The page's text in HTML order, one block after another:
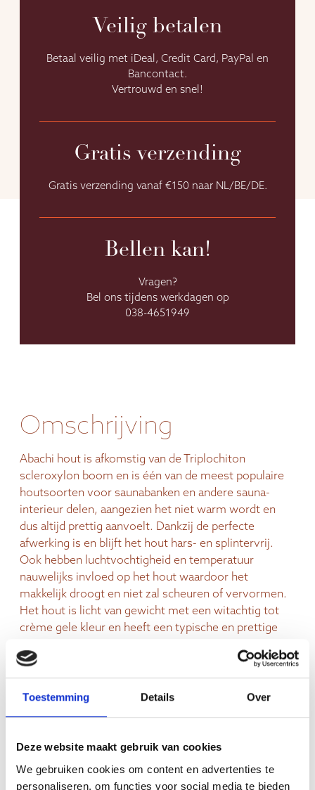
Toestemming Details Over
Deze website maakt gebruik van cookies
We gebruiken cookies om content en advertenties te
personaliseren, om functies voor social media te bieden
Veilig betalen
Betaal veilig met iDeal, Credit Card, PayPal en
Bancontact.
Vertrouwd en snel!
Gratis verzending
Gratis verzending vanaf €150 naar NL/BE/DE.
Bellen kan!
Vragen?
Bel ons tijdens werkdagen op
038-4651949
Omschrijving
Abachi hout is afkomstig van de Triplochiton
scleroxylon boom en is één van de meest populaire
houtsoorten voor saunabanken en andere sauna-
interieur delen, aangezien het niet warm wordt en
dus altijd prettig aanvoelt. Dankzij de perfecte
afwerking is en blijft het hout hars- en splintervrij.
Ook hebben luchtvochtigheid en temperatuur
nauwelijks invloed op het hout waardoor het
makkelijk droogt en niet zal scheuren of vervormen.
Het hout is licht van gewicht met een witachtig tot
crème gele kleur en heeft een typische en prettige
(BxDxH)